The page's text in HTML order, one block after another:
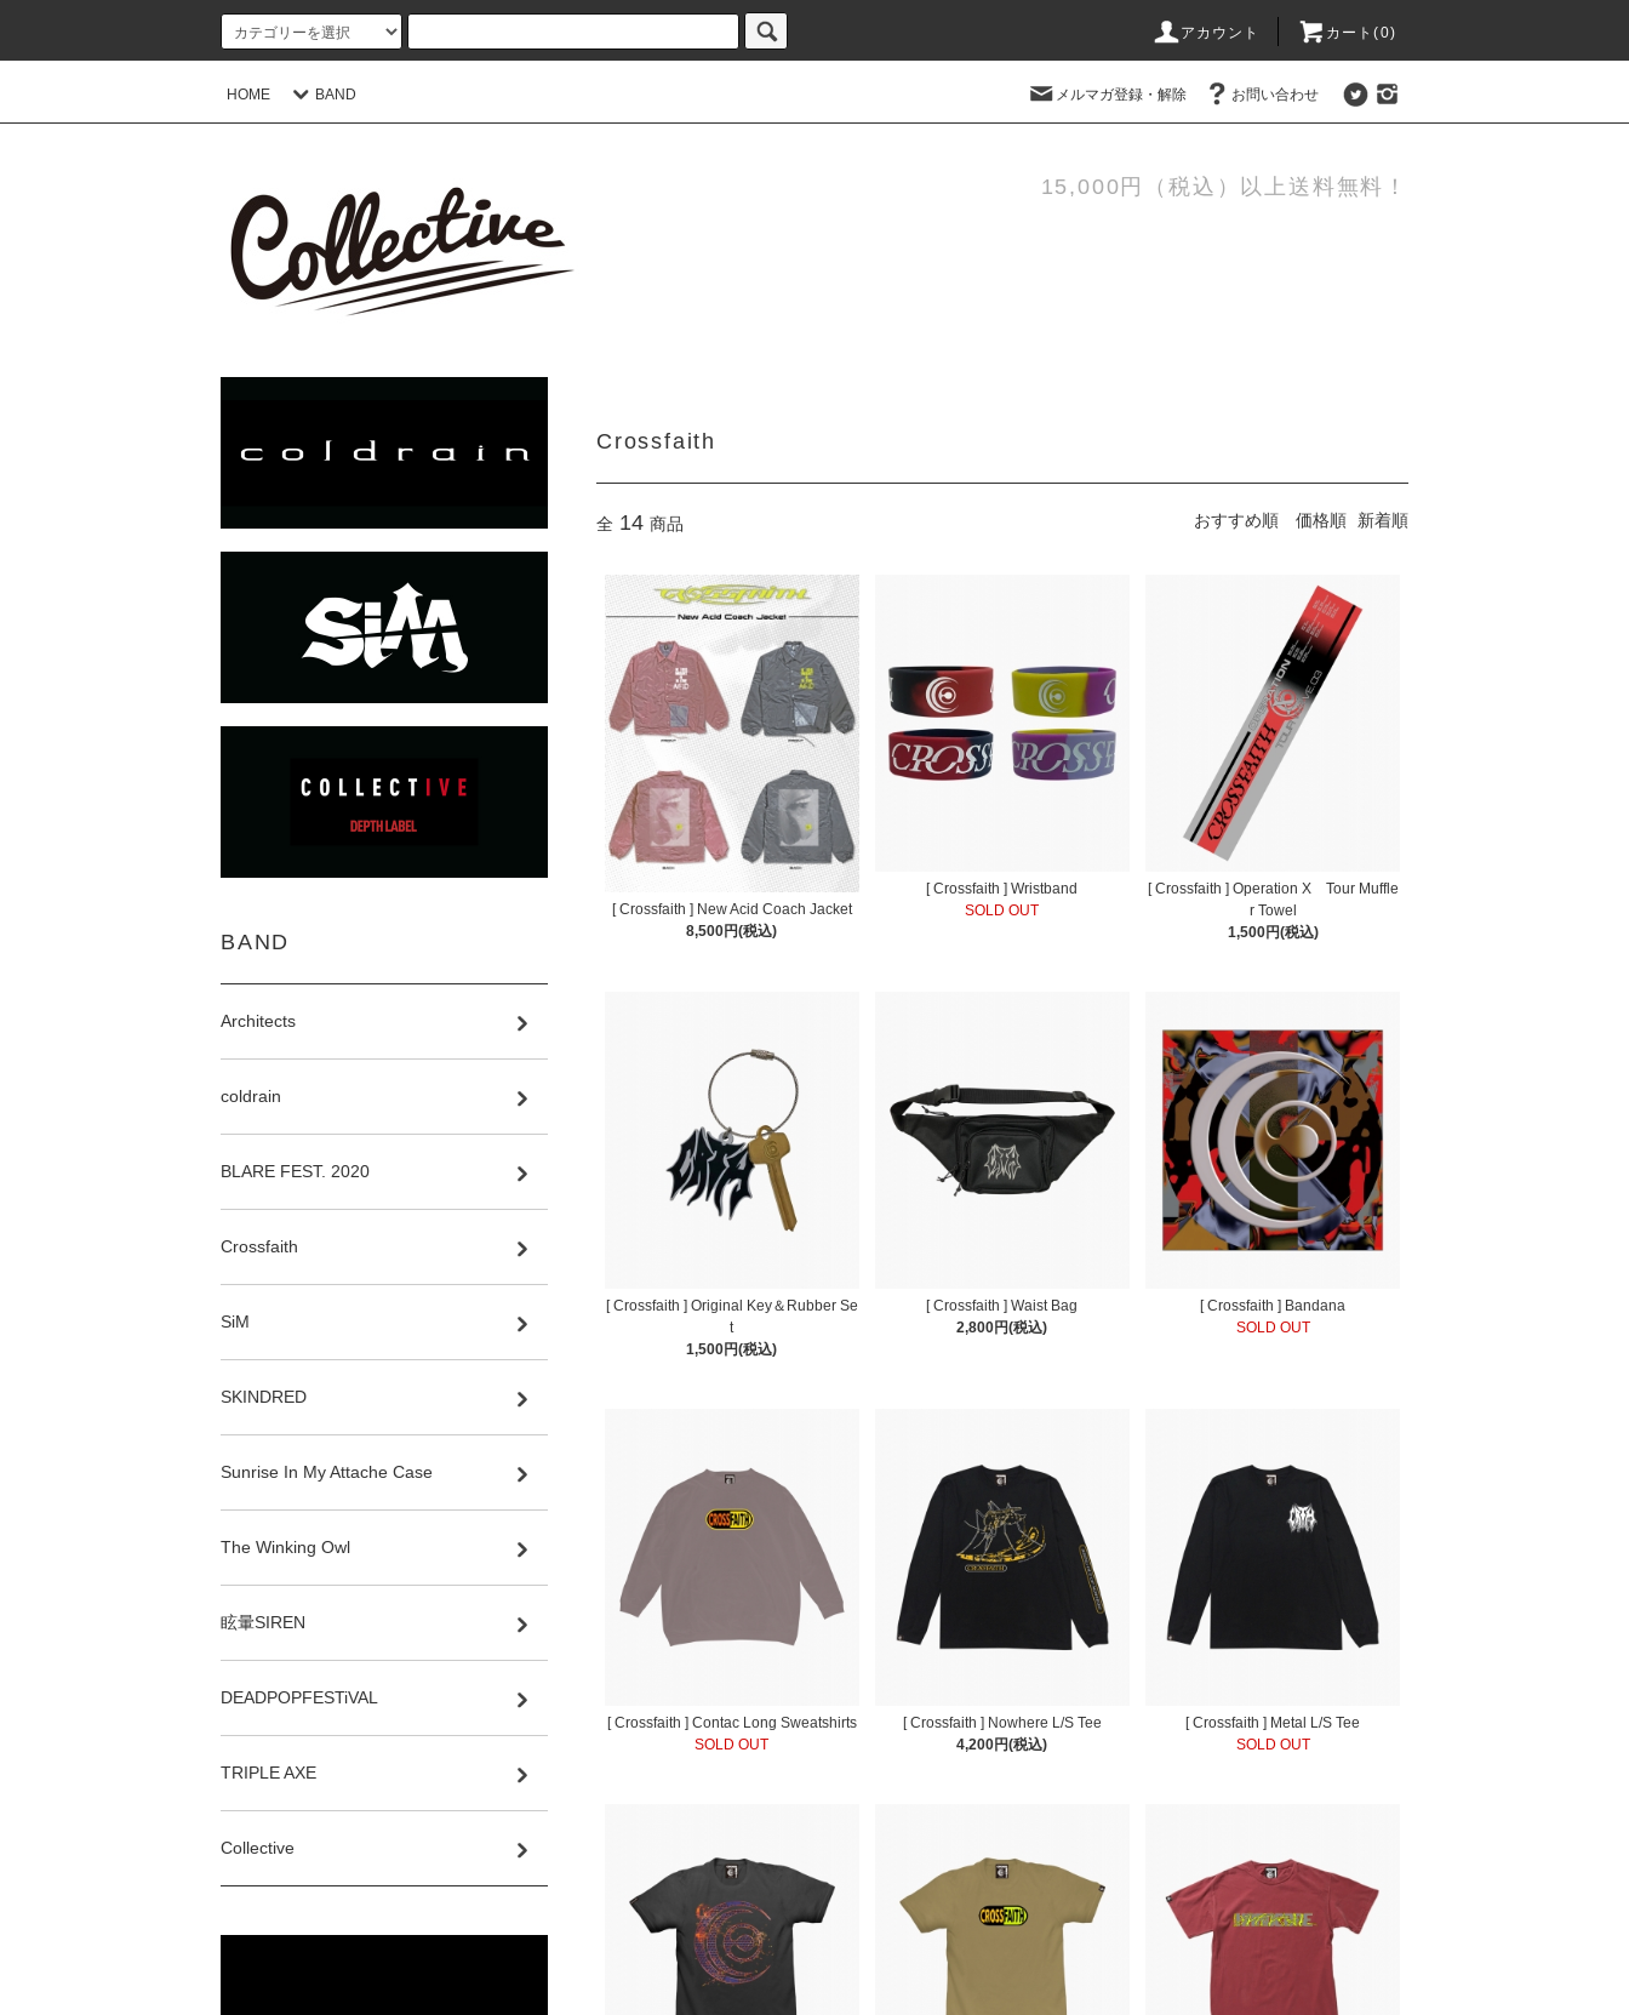
アカウント カート(0)
HOME BAND メルマガ登録・解除 お問い合わせ
15,000円（税込）以上送料無料！
Crossfaith
全 14 商品 おすすめ順 価格順 新着順
[ Crossfaith ] New Acid Coach Jacket
8,500円(税込)
[ Crossfaith ] Wristband
SOLD OUT
[ Crossfaith ] Operation X Tour Muffle
r Towel
1,500円(税込)
[ Crossfaith ] Original Key＆Rubber Se
t
1,500円(税込)
[ Crossfaith ] Waist Bag
2,800円(税込)
[ Crossfaith ] Bandana
SOLD OUT
[ Crossfaith ] Contac Long Sweatshirts
SOLD OUT
[ Crossfaith ] Nowhere L/S Tee
4,200円(税込)
[ Crossfaith ] Metal L/S Tee
SOLD OUT
BAND
Architects
coldrain
BLARE FEST. 2020
Crossfaith
SiM
SKINDRED
Sunrise In My Attache Case
The Winking Owl
眩暈SIREN
DEADPOPFESTiVAL
TRIPLE AXE
Collective